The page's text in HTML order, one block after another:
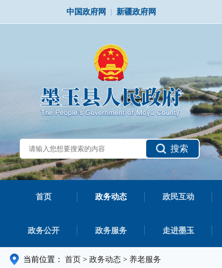
中国政府网 | 新疆政府网
搜索
首页 政务动态 政民互动
政务公开 政务服务 走进墨玉
当前位置： 首页 > 政务动态 > 养老服务